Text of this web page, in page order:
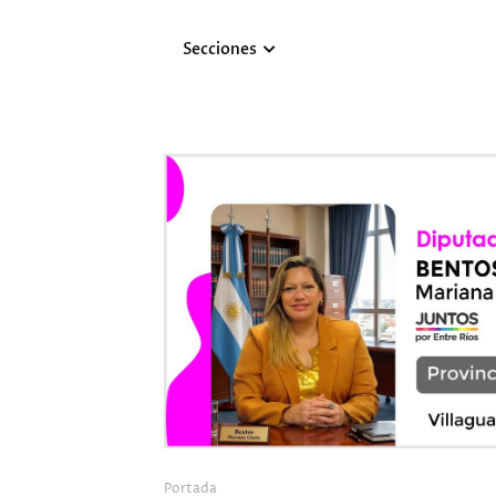
Secciones
Portada